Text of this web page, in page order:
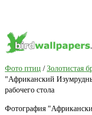
Фото птиц /Золотистая
"Африканский
рабочего стола
Фотография